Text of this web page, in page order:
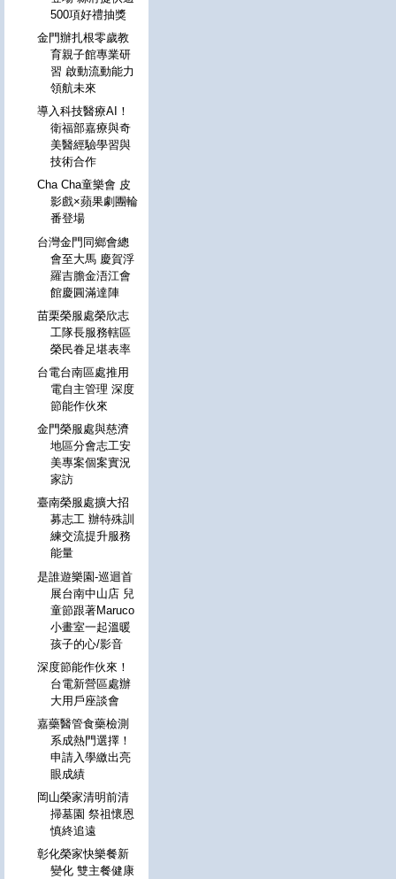
500項好禮抽獎
金門辦扎根零歲教
育親子館專業研
習 啟動流動能力
領航未來
導入科技醫療AI！
衛福部嘉療與奇
美醫經驗學習與
技術合作
Cha Cha童樂會 皮
影戲×蘋果劇團輪
番登場
台灣金門同鄉會總
會至大馬 慶賀浮
羅吉膽金浯江會
館慶圓滿達陣
苗栗榮服處榮欣志
工隊長服務轄區
榮民眷足堪表率
台電台南區處推用
電自主管理 深度
節能作伙來
金門榮服處與慈濟
地區分會志工安
美專案個案實況
家訪
臺南榮服處擴大招
募志工 辦特殊訓
練交流提升服務
能量
是誰遊樂園-巡迴首
展台南中山店 兒
童節跟著Maruco
小畫室一起溫暖
孩子的心/影音
深度節能作伙來！
台電新營區處辦
大用戶座談會
嘉藥醫管食藥檢測
系成熱門選擇！
申請入學繳出亮
眼成績
岡山榮家清明前清
掃墓園 祭祖懷恩
慎終追遠
彰化榮家快樂餐新
變化 雙主餐健康